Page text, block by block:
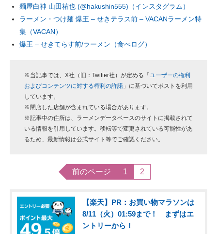
麺屋白神 山田祐也 (@hakushin555)（インスタグラム）
ラーメン・つけ麺 爆王 – せきテラス前 – VACANラーメン特
集（VACAN）
爆王 – せきてらす前/ラーメン（食べログ）
※当記事では、X社（旧：Twitter社）が定める「 ユーザーの権利
およびコンテンツに対する権利の許諾 」に基づいてポストを利用
しています。
※閉店した店舗が含まれている場合があります。
※記事中の住所は、ラーメンデータベースのサイトに掲載されて
いる情報を引用しています。移転等で変更されている可能性があ
るため、最新情報は公式サイト等でご確認ください。
前のページ 1 2
【楽天】PR：お買い物マラソンは
8/11（火）01:59まで！ まずはエ
ントリーから！